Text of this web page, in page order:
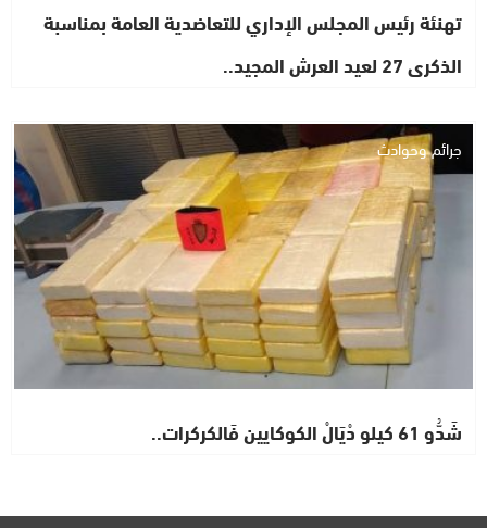
تهنئة رئيس المجلس الإداري للتعاضدية العامة بمناسبة
الذكرى 27 لعيد العرش المجيد..
جرائم وحوادث
شَدُّو 61 كيلو دْيَالْ الكوكايين فَالكركرات..